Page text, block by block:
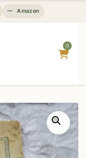
Amazon
0